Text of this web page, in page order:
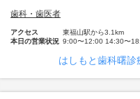
歯科・歯医者
アクセス
東福山駅から3.1km
本日の営業状況 9:00〜12:00 14:30〜
はしもと歯科曙診